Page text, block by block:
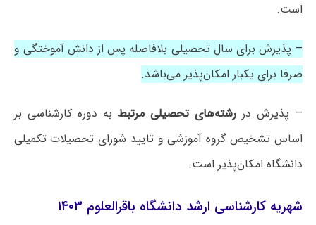
است.
– پذیرش برای سال تحصیلی بلافاصله پس از دانش آموختگی و
صرفا برای یکبار امکان‌پذیر می‌باشد.
– پذیرش دررشته‌های تحصیلی مرتبط به دوره کارشناسی بر
اساس تشخیص گروه آموزشی و تایید شورای تحصیلات تکمیلی
دانشگاه امکان‌پذیر است.
شهریه کارشناسی ارشد دانشگاه باقرالعلوم ۱۴۰۳